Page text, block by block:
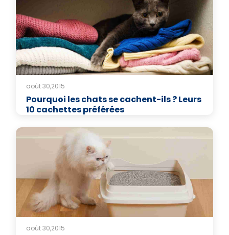
août 30,2015
Pourquoi les chats se cachent-ils ? Leurs
10 cachettes préférées
août 30,2015